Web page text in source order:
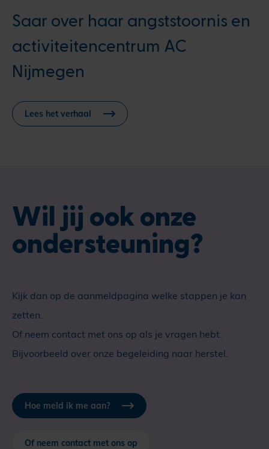
Saar over haar angststoornis en
activiteitencentrum AC
Nijmegen
Lees het verhaal
Wil jij ook onze
ondersteuning?
Kijk dan op de aanmeldpagina welke stappen je kan
zetten.
Of neem contact met ons op als je vragen hebt.
Bijvoorbeeld over onze begeleiding naar herstel.
Hoe meld ik me aan?
Of neem contact met ons op